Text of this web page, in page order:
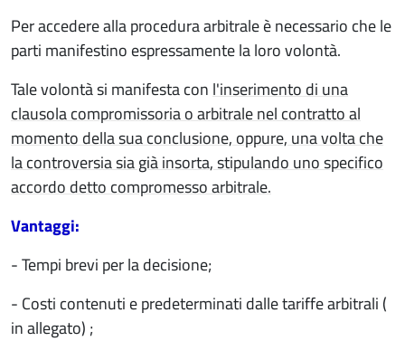
Per accedere alla procedura arbitrale è necessario che le
parti manifestino espressamente la loro volontà.
Tale volontà si manifesta con l'inserimento di una
clausola compromissoria o arbitrale nel contratto al
momento della sua conclusione, oppure, una volta che
la controversia sia già insorta, stipulando uno specifico
accordo detto compromesso arbitrale.
Vantaggi:
- Tempi brevi per la decisione;
- Costi contenuti e predeterminati dalle tariffe arbitrali (
in allegato) ;